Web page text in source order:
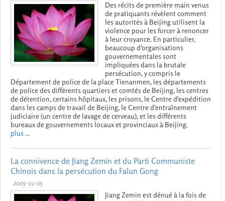
Des récits de première main venus
de pratiquants révèlent comment
les autorités à Beijing utilisent la
violence pour les forcer à renoncer
à leur croyance. En particulier,
beaucoup d'organisations
gouvernementales sont
impliquées dans la brutale
persécution, y compris le
Département de police de la place Tienanmen, les départements
de police des différents quartiers et comtés de Beijing, les centres
de détention, certains hôpitaux, les prisons, le Centre d'expédition
dans les camps de travail de Beijing, le Centre d'entraînement
judiciaire (un centre de lavage de cerveau), et les différents
bureaux de gouvernements locaux et provinciaux à Beijing.
plus ...
La connivence de Jiang Zemin et du Parti Communiste
Chinois dans la persécution du Falun Gong
2005-01-05
Jiang Zemin est dénué à la fois de